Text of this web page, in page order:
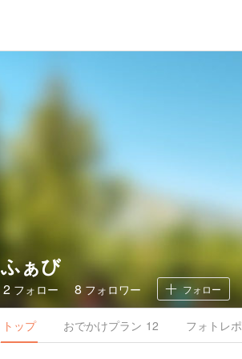
ふぁび
2 フォロー 8 フォロワー フォロー
トップ おでかけプラン 12 フォトレポ